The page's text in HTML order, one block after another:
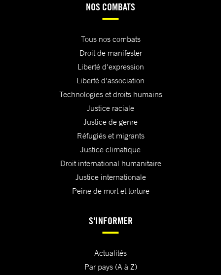
NOS COMBATS
Tous nos combats
Droit de manifester
Liberté d'expression
Liberté d'association
Technologies et droits humains
Justice raciale
Justice de genre
Réfugiés et migrants
Justice climatique
Droit international humanitaire
Justice internationale
Peine de mort et torture
S'INFORMER
Actualités
Par pays (A à Z)